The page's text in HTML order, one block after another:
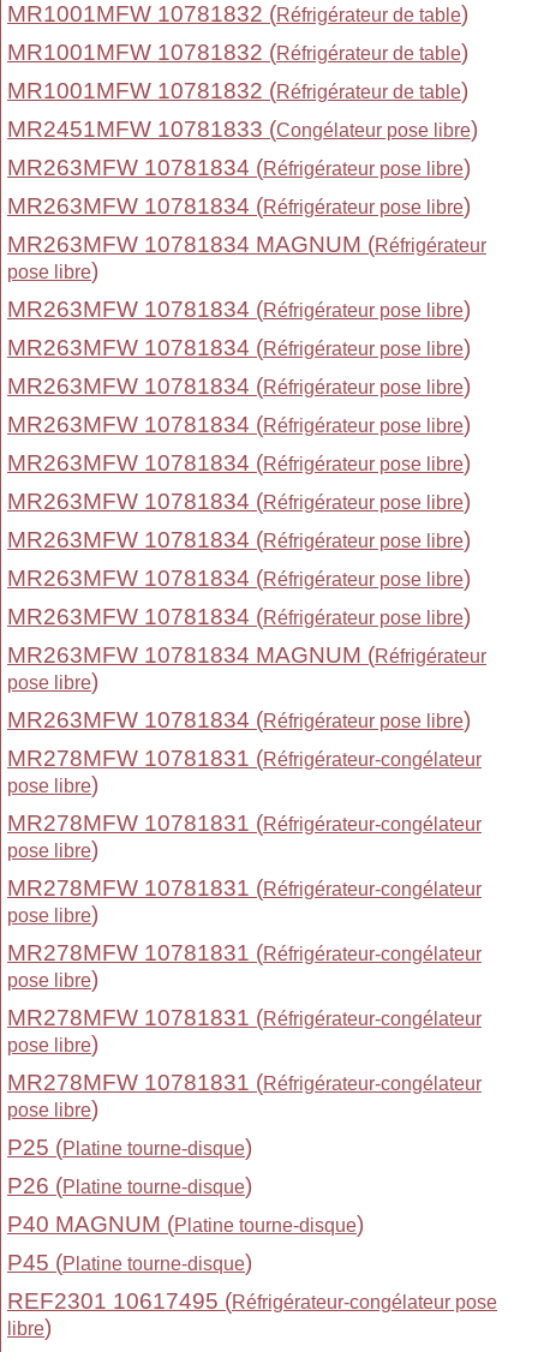
MR1001MFW 10781832 (Réfrigérateur de table)
MR1001MFW 10781832 (Réfrigérateur de table)
MR1001MFW 10781832 (Réfrigérateur de table)
MR2451MFW 10781833 (Congélateur pose libre)
MR263MFW 10781834 (Réfrigérateur pose libre)
MR263MFW 10781834 (Réfrigérateur pose libre)
MR263MFW 10781834 MAGNUM (Réfrigérateur
pose libre)
MR263MFW 10781834 (Réfrigérateur pose libre)
MR263MFW 10781834 (Réfrigérateur pose libre)
MR263MFW 10781834 (Réfrigérateur pose libre)
MR263MFW 10781834 (Réfrigérateur pose libre)
MR263MFW 10781834 (Réfrigérateur pose libre)
MR263MFW 10781834 (Réfrigérateur pose libre)
MR263MFW 10781834 (Réfrigérateur pose libre)
MR263MFW 10781834 (Réfrigérateur pose libre)
MR263MFW 10781834 (Réfrigérateur pose libre)
MR263MFW 10781834 MAGNUM (Réfrigérateur
pose libre)
MR263MFW 10781834 (Réfrigérateur pose libre)
MR278MFW 10781831 (Réfrigérateur-congélateur
pose libre)
MR278MFW 10781831 (Réfrigérateur-congélateur
pose libre)
MR278MFW 10781831 (Réfrigérateur-congélateur
pose libre)
MR278MFW 10781831 (Réfrigérateur-congélateur
pose libre)
MR278MFW 10781831 (Réfrigérateur-congélateur
pose libre)
MR278MFW 10781831 (Réfrigérateur-congélateur
pose libre)
P25 (Platine tourne-disque)
P26 (Platine tourne-disque)
P40 MAGNUM (Platine tourne-disque)
P45 (Platine tourne-disque)
REF2301 10617495 (Réfrigérateur-congélateur pose
libre)